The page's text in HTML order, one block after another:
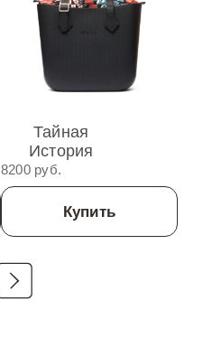
Тайная
История
8200 руб.
Купить